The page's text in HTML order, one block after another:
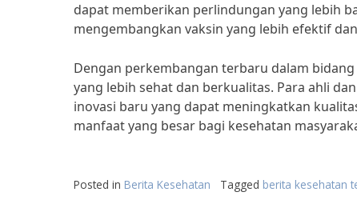
dapat memberikan perlindungan yang lebih
mengembangkan vaksin yang lebih efektif
Dengan perkembangan terbaru dalam
yang lebih sehat dan berkualitas. Para ahli
inovasi baru yang dapat meningkatkan
manfaat yang besar bagi kesehatan
Posted in Berita Kesehatan Tagged berita kesehatan